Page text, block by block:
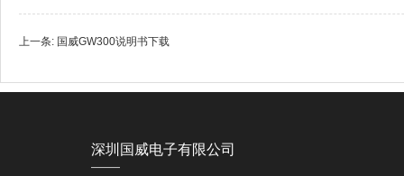
上一条: 国威GW300说明书下载
深圳国威电子有限公司
——